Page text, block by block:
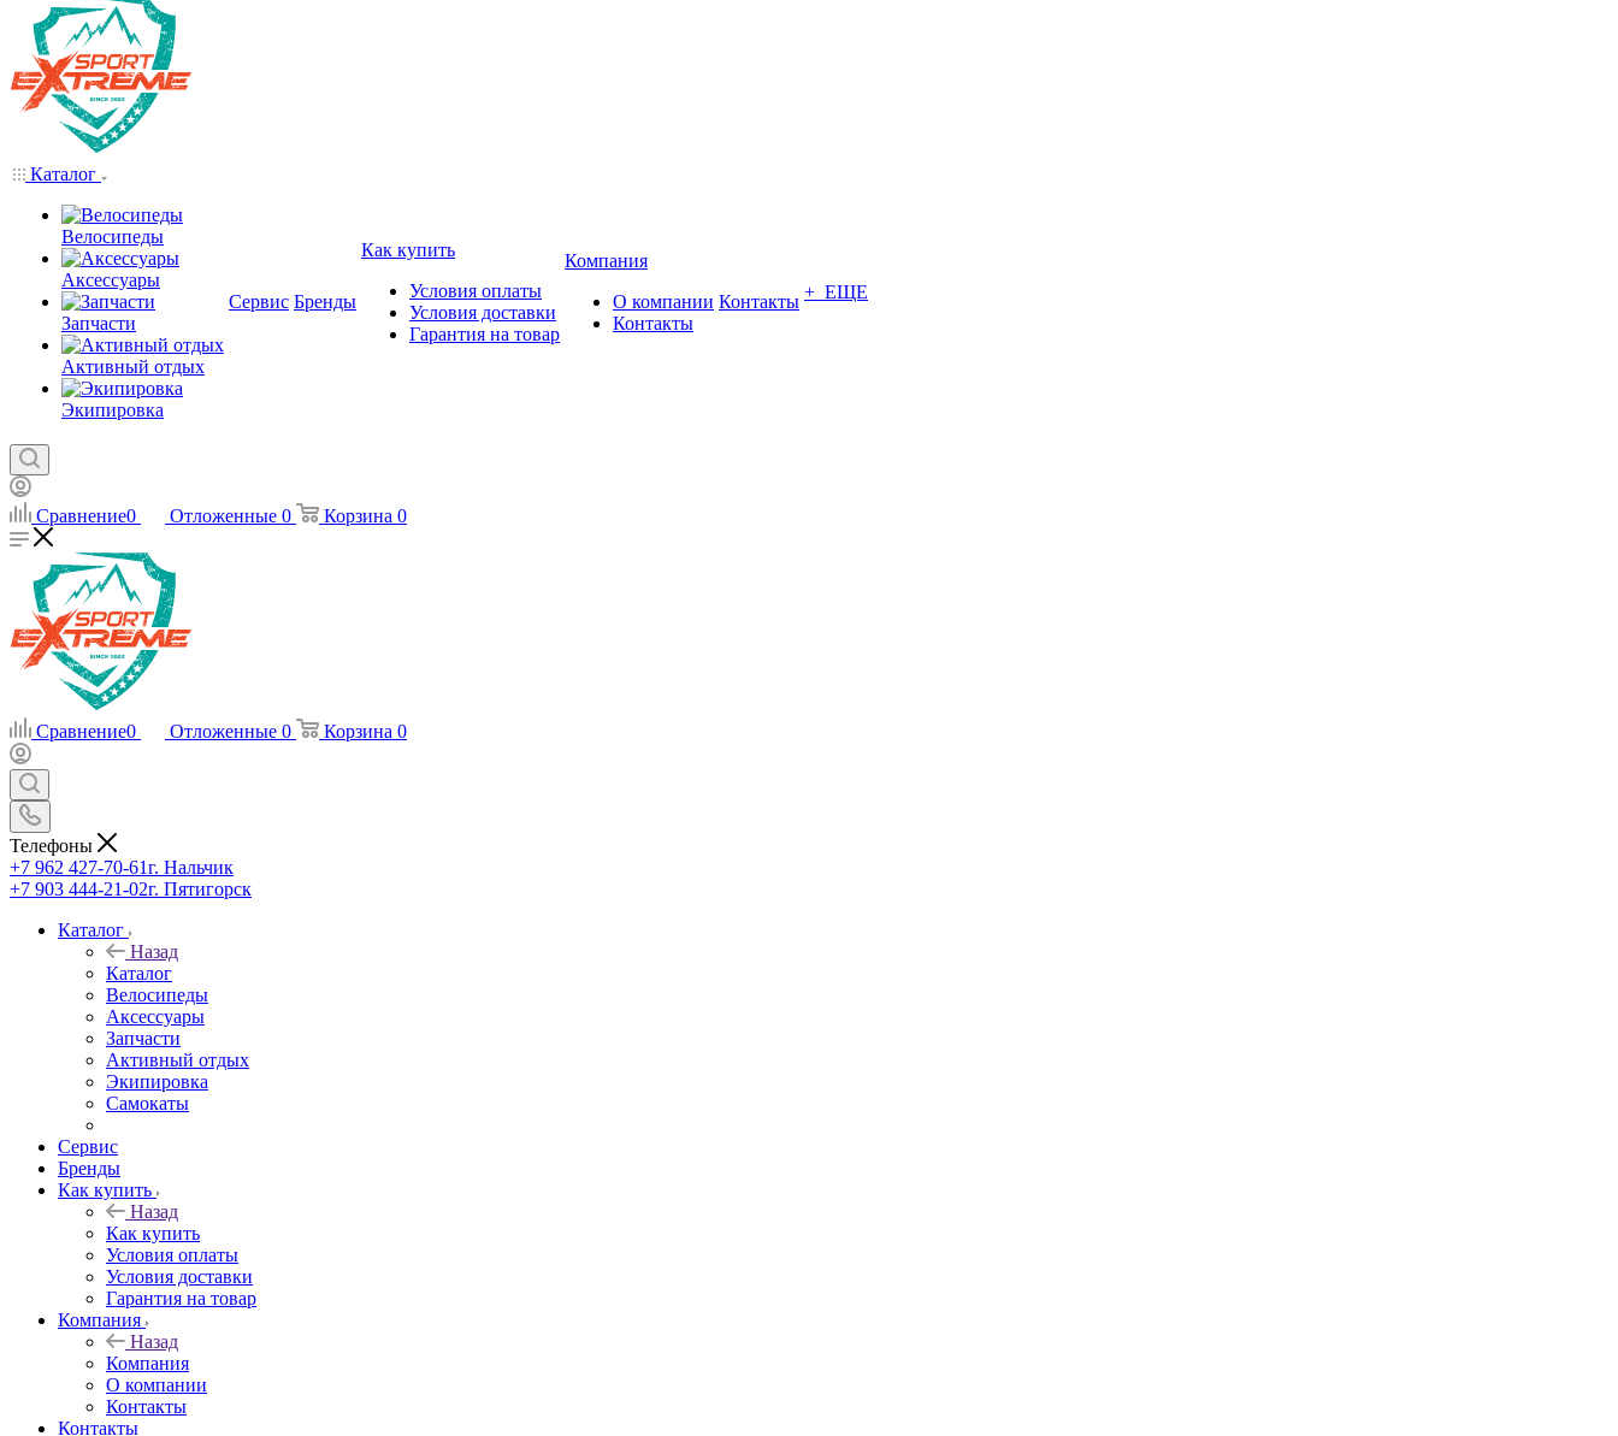
Каталог
Велосипеды
Аксессуары
Запчасти
Активный отдых
Экипировка
Сервис Бренды
Как купить
Условия оплаты
Условия доставки
Гарантия на товар
Компания
О компании
Контакты
Контакты + ЕЩЕ
Сравнение0 Отложенные 0 Корзина 0
Сравнение0 Отложенные 0 Корзина 0
Телефоны
+7 962 427-70-61г. Нальчик
+7 903 444-21-02г. Пятигорск
Каталог
Назад
Каталог
Велосипеды
Аксессуары
Запчасти
Активный отдых
Экипировка
Самокаты
Сервис
Бренды
Как купить
Назад
Как купить
Условия оплаты
Условия доставки
Гарантия на товар
Компания
Назад
Компания
О компании
Контакты
Контакты